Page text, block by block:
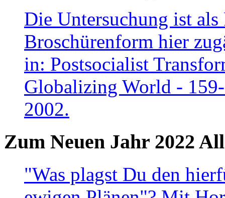
Die Untersuchung ist
Broschürenform hier
in: Postsocialist
Globalizing World -
2002.
Zum Neuen Jahr 2022
"Was plagst Du den